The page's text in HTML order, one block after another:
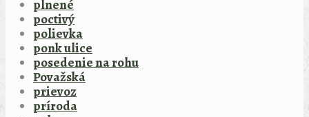
plnené
poctivý
polievka
ponk ulice
posedenie na rohu
Považská
prievoz
príroda